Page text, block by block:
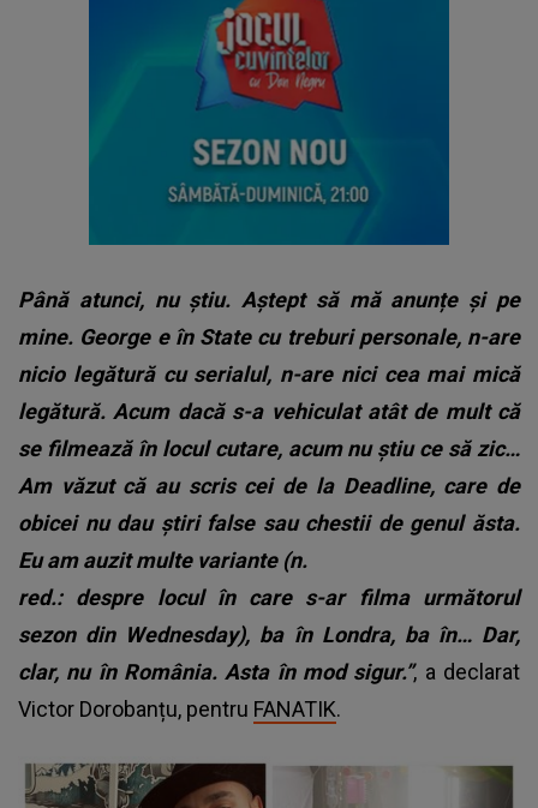
Până atunci, nu știu. Aștept să mă anunțe și pe
mine. George e în State cu treburi personale, n-are
nicio legătură cu serialul, n-are nici cea mai mică
legătură. Acum dacă s-a vehiculat atât de mult că
se filmează în locul cutare, acum nu știu ce să zic…
Am văzut că au scris cei de la Deadline, care de
obicei nu dau știri false sau chestii de genul ăsta.
Eu am auzit multe variante (n.
red.: despre locul în care s-ar filma următorul
sezon din Wednesday), ba în Londra, ba în… Dar,
clar, nu în România. Asta în mod sigur.”, a declarat
Victor Dorobanțu, pentru FANATIK.